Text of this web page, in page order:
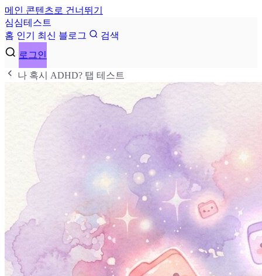
메인 콘텐츠로 건너뛰기
심심테 스 트
홈 인기 최신 블로그
검색
로그인
나 혹시 ADHD? 탭 테스트